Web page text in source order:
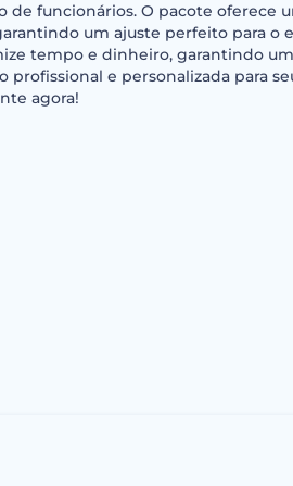
funcionários. O pacote oferece
um ajuste perfeito para o
tempo e dinheiro, garantindo
e personalizada para
agora!